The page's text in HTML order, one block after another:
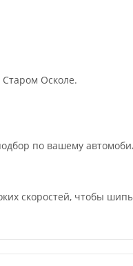
Осколе.
по вашему
скоростей, чтобы